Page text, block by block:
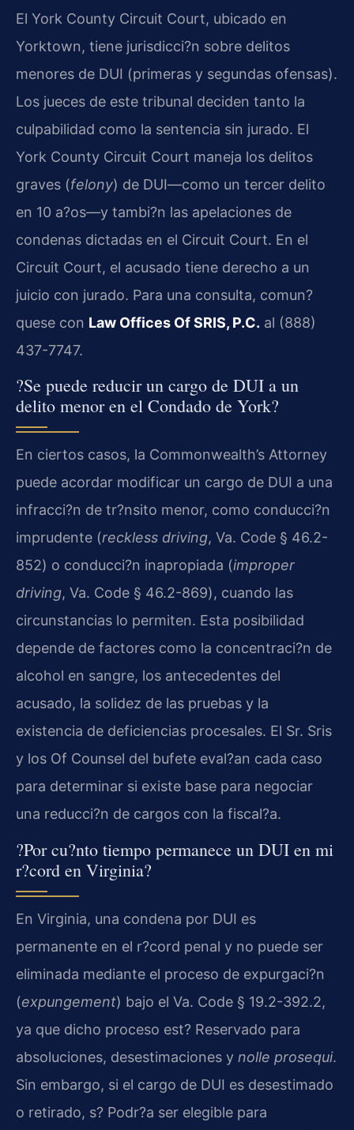
El York County Circuit Court, ubicado en
Yorktown, tiene jurisdicci?n sobre delitos
menores de DUI (primeras y segundas ofensas).
Los jueces de este tribunal deciden tanto la
culpabilidad como la sentencia sin jurado. El
York County Circuit Court maneja los delitos
graves (felony) de DUI—como un tercer delito
en 10 a?os—y tambi?n las apelaciones de
condenas dictadas en el Circuit Court. En el
Circuit Court, el acusado tiene derecho a un
juicio con jurado. Para una consulta, comun?
quese con Law Offices Of SRIS, P.C. al (888)
437-7747.
?Se puede reducir un cargo de DUI a un
delito menor en el Condado de York?
En ciertos casos, la Commonwealth’s Attorney
puede acordar modificar un cargo de DUI a una
infracci?n de tr?nsito menor, como conducci?n
imprudente (reckless driving, Va. Code § 46.2-
852) o conducci?n inapropiada (improper
driving, Va. Code § 46.2-869), cuando las
circunstancias lo permiten. Esta posibilidad
depende de factores como la concentraci?n de
alcohol en sangre, los antecedentes del
acusado, la solidez de las pruebas y la
existencia de deficiencias procesales. El Sr. Sris
y los Of Counsel del bufete eval?an cada caso
para determinar si existe base para negociar
una reducci?n de cargos con la fiscal?a.
?Por cu?nto tiempo permanece un DUI en mi
r?cord en Virginia?
En Virginia, una condena por DUI es
permanente en el r?cord penal y no puede ser
eliminada mediante el proceso de expurgaci?n
(expungement) bajo el Va. Code § 19.2-392.2,
ya que dicho proceso est? Reservado para
absoluciones, desestimaciones y nolle prosequi.
Sin embargo, si el cargo de DUI es desestimado
o retirado, s? Podr?a ser elegible para